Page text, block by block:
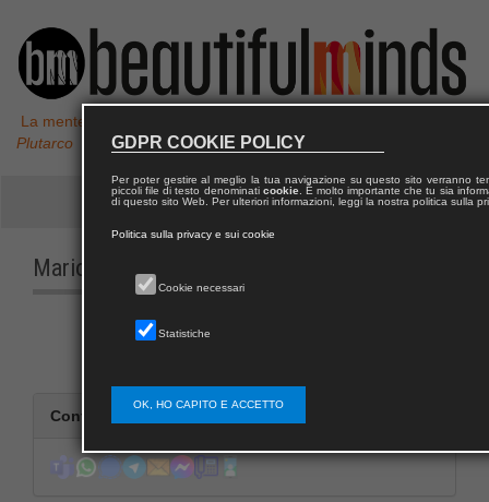
La mente non è un vaso da riempire, ma un fuoco da accendere,
Plutarco
Mario TIMIO
Contatta Mario
GDPR COOKIE POLICY
Per poter gestire al meglio la tua navigazione su questo sito verranno
piccoli file di testo denominati cookie. È molto importante che tu sia
di questo sito Web. Per ulteriori informazioni, leggi la nostra politica sulla
Politica sulla privacy e sui cookie
Cookie necessari
Statistiche
OK, HO CAPITO E ACCETTO